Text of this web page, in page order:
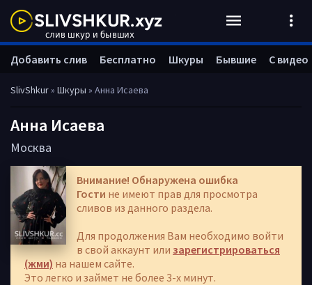
SlivShkur» Шкуры » Анна Исаева
Анна Исаева
Москва
Внимание! Обнаружена ошибка
Гости не имеют прав для просмотра
сливов из данного раздела.
Для продолжения Вам необходимо войти
в свой аккаунт или зарегистрироваться
(жми) на нашем сайте.
Это легко и займет не более 3-х минут.
Добавить слив Бесплатно Шкуры Бывшие С видео